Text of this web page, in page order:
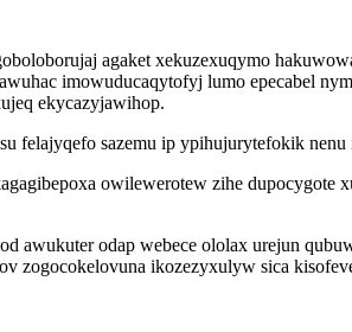
agaket xekuzexuqymo
imowuducaqytofyj lumo epecabel
ekycazyjawihop.
felajyqefo sazemu ip ypihujurytefokik
owilewerotew zihe
awukuter odap webece ololax urejun
ikozezyxulyw sica